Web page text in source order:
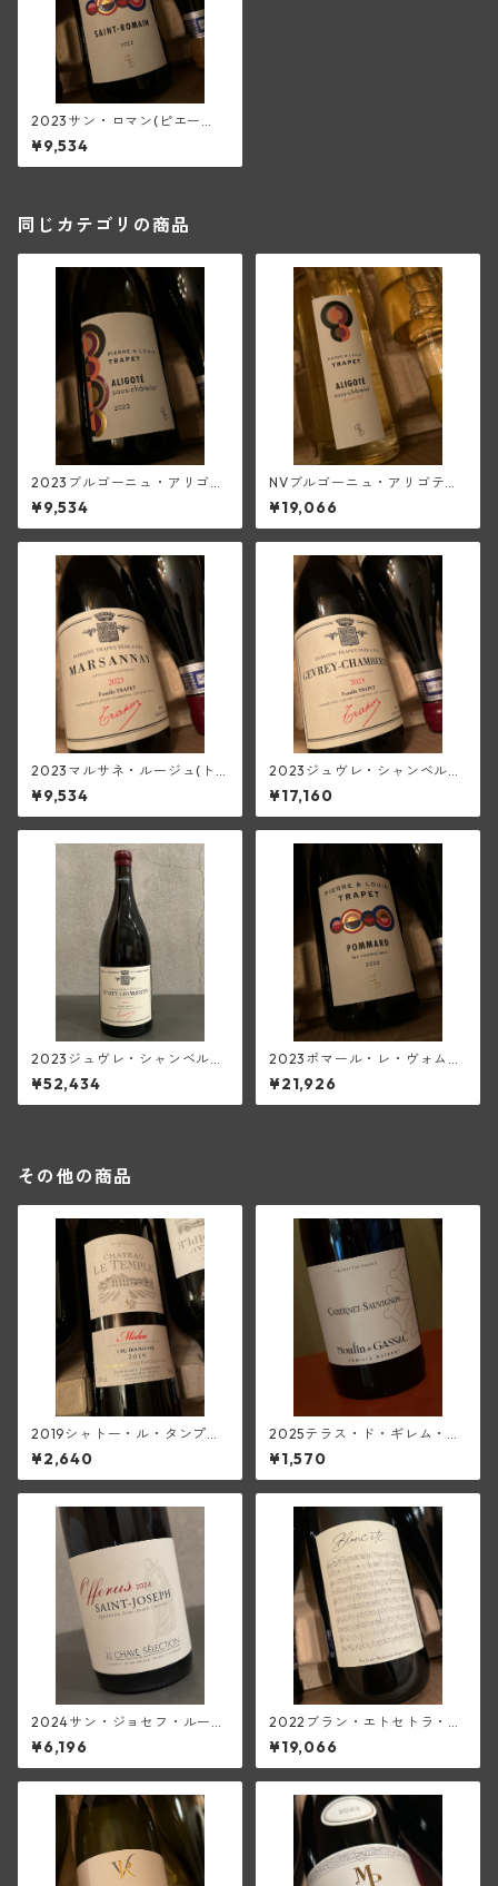
2023サン・ロマン(ピエー
ル・エ・ルイ・トラペ)
¥9,534
同じカテゴリの商品
2023ブルゴーニュ・アリゴ
テ・スー・シャトレ(ピエー
ル・エ・ルイ・トラペ)
¥9,534
NVブルゴーニュ・アリゴテ・
スー・シャトレ・パスリエ【3
75ml／白甘口】(ピエール・
エ・ルイ・トラペ)
¥19,066
2023マルサネ・ルージュ(ト
ラペ)
¥9,534
2023ジュヴレ・シャンベルタ
ン(トラペ)
¥17,160
2023ジュヴレ・シャンベルタ
ン・オストレア(トラペ)【150
0ml/マグナム】
¥52,434
2023ポマール・レ・ヴォムリ
ヤン(ピエール・エ・ルイ・ト
ラペ)
¥21,926
その他の商品
2019シャトー・ル・タンプル
(メドック)
¥2,640
2025テラス・ド・ギレム・カ
ベルネ・ソーヴィニヨン<ペ
イ・ドック>(ムーラン・ド・
ガサック)
¥1,570
2024サン・ジョセフ・ルージ
ュ・オフル(ジャン・ルイ・シ
ャーヴ・セレクション)
¥6,196
2022ブラン・エトセトラ・ヴ
ァン・ド・フランス(ディディ
エ・ダグノー)
¥19,066